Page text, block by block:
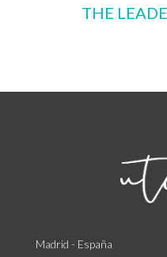
THE
Madrid - España